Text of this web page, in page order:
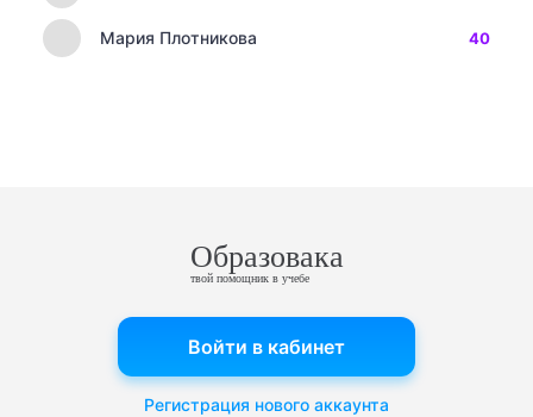
Мария Плотникова 40
Образовака
твой помощник в учебе
Войти в кабинет
Регистрация нового аккаунта